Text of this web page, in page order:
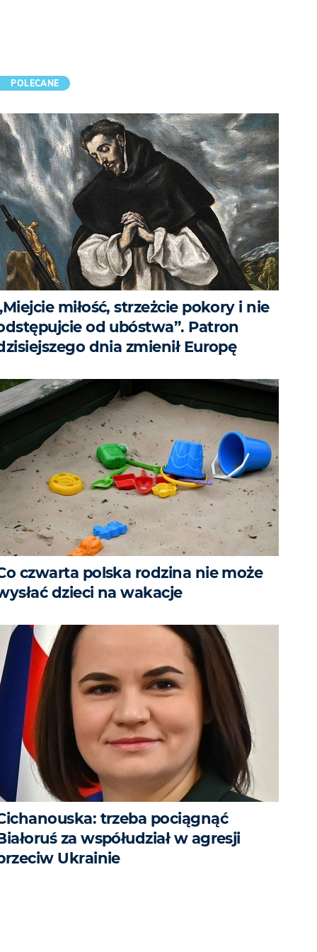
POLECANE
miłość, strzeżcie pokory i nie
od ubóstwa”. Patron
dnia zmienił Europę
czwarta polska rodzina nie może
dzieci na wakacje
trzeba pociągnąć
za współudział w agresji
Ukrainie